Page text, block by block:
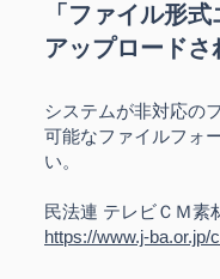
「ファイル形
アップロードさ
システムが非対応の
可能なファイルフォ
い。
民法連 テレビＣＭ素
https://www.j-ba.or.jp/